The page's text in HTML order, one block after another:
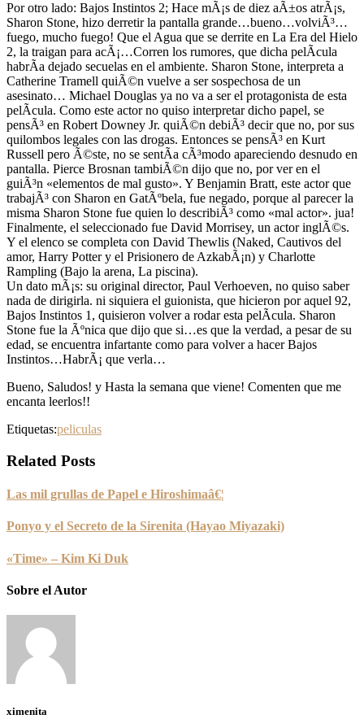
Por otro lado: Bajos Instintos 2; Hace mÃ¡s de diez aÃ±os atrÃ¡s,
Sharon Stone, hizo derretir la pantalla grande…bueno…volviÃ³…
fuego, mucho fuego! Que el Agua que se derrite en La Era del Hielo
2, la traigan para acÃ¡…Corren los rumores, que dicha pelÃ­cula
habrÃ­a dejado secuelas en el ambiente. Sharon Stone, interpreta a
Catherine Tramell quiÃ©n vuelve a ser sospechosa de un
asesinato… Michael Douglas ya no va a ser el protagonista de esta
pelÃ­cula. Como este actor no quiso interpretar dicho papel, se
pensÃ³ en Robert Downey Jr. quiÃ©n debiÃ³ decir que no, porsus
quilombos legales con las drogas. Entonces se pensÃ³ en Kurt
Russell pero Ã©ste, no se sentÃ­a cÃ³modo apareciendo desnudo en
pantalla. Pierce Brosnan tambiÃ©n dijo que no, por ver en el
guiÃ³n «elementos de mal gusto». Y Benjamin Bratt, este actor que
trabajÃ³ con Sharon en GatÃºbela, fue negado, porque al parecer la
misma Sharon Stone fue quien lo describiÃ³ como «mal actor». jua!
Finalmente, el seleccionado fue David Morrisey, un actor inglÃ©s.
Y el elenco se completa con David Thewlis (Naked, Cautivos del
amor, Harry Potter y el Prisionero de AzkabÃ¡n) y Charlotte
Rampling (Bajo la arena, La piscina).
Un dato mÃ¡s: su original director, Paul Verhoeven, no quiso saber
nada de dirigirla. ni siquiera el guionista, que hicieron por aquel 92,
Bajos Instintos 1, quisieron volver a rodar esta pelÃ­cula. Sharon
Stone fue la Ãºnica que dijo que si…es que la verdad, a pesar de su
edad, se encuentra infartante como para volver a hacer Bajos
Instintos…HabrÃ¡ que verla…
Bueno, Saludos! y Hasta la semana que viene! Comenten que me
encanta leerlos!!
Etiquetas:peliculas
Related Posts
Las mil grullas de Papel e Hiroshimaâ€¦
Ponyo y el Secreto de la Sirenita (Hayao Miyazaki)
«Time» – Kim Ki Duk
Sobre el Autor
ximenita